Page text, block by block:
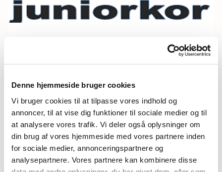
Denne hjemmeside bruger cookies
Vi bruger cookies til at tilpasse vores indhold og
annoncer, til at vise dig funktioner til sociale medier og til
at analysere vores trafik. Vi deler også oplysninger om
din brug af vores hjemmeside med vores partnere inden
for sociale medier, annonceringspartnere og
analysepartnere. Vores partnere kan kombinere disse
15:00
Du vil måske også kunne